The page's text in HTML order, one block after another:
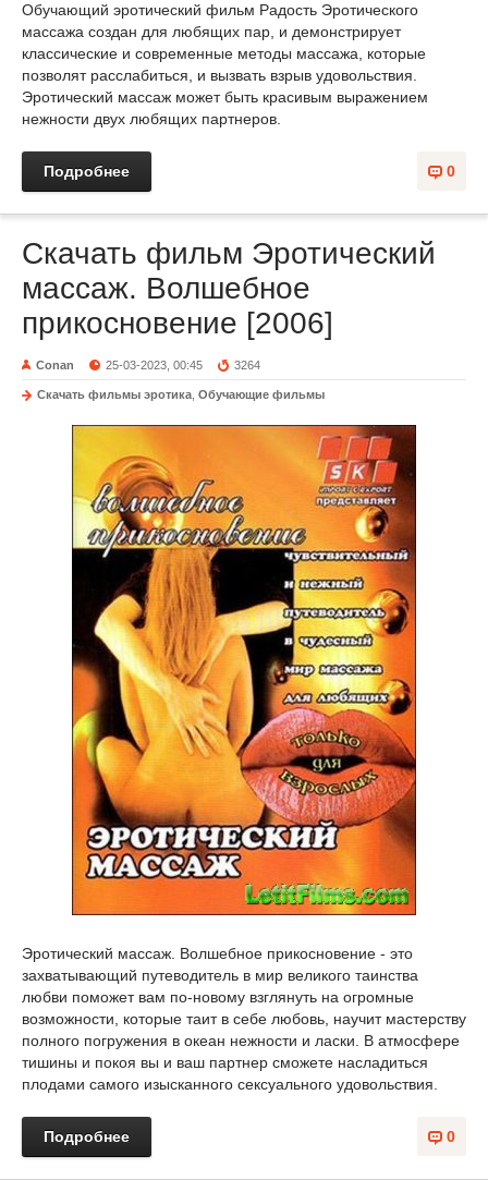
Обучающий эротический фильм Радость Эротического
массажа создан для любящих пар, и демонстрирует
классические и современные методы массажа, которые
позволят расслабиться, и вызвать взрыв удовольствия.
Эротический массаж может быть красивым выражением
нежности двух любящих партнеров.
0
Подробнее
Скачать фильм Эротический
массаж. Волшебное
прикосновение [2006]
Conan 25-03-2023, 00:45 3264
Скачать фильмы эротика Обучающие фильмы
Эротический массаж. Волшебное прикосновение - это
захватывающий путеводитель в мир великого таинства
любви поможет вам по-новому взглянуть на огромные
возможности, которые таит в себе любовь, научит мастерству
полного погружения в океан нежности и ласки. В атмосфере
тишины и покоя вы и ваш партнер сможете насладиться
плодами самого изысканного сексуального удовольствия.
0
Подробнее